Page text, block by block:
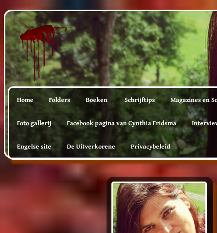
Home Boeken
Folders Schrijftips Magazines en
Foto gallerij Facebook pagina van Cynthia Fridsma
Engelse site De Uitverkorene Privacybeleid